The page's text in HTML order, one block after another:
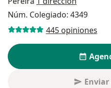
Núm. Colegiado: 4349
445 opiniones